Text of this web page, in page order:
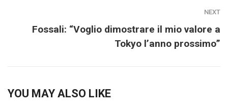
NEXT
Fossali: “Voglio dimostrare il mio valore a
Tokyo l’anno prossimo”
YOU MAY ALSO LIKE